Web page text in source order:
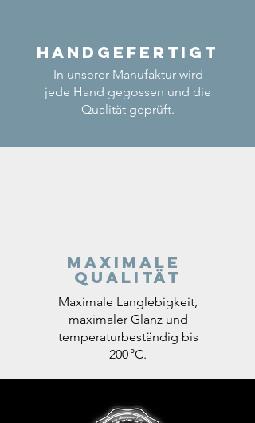
Handgefertigt
In unserer Manufaktur wird
jede Hand gegossen und die
Qualität geprüft.
Maximale
Qualität
Maximale Langlebigkeit,
maximaler Glanz und
temperaturbeständig bis
200 °C.